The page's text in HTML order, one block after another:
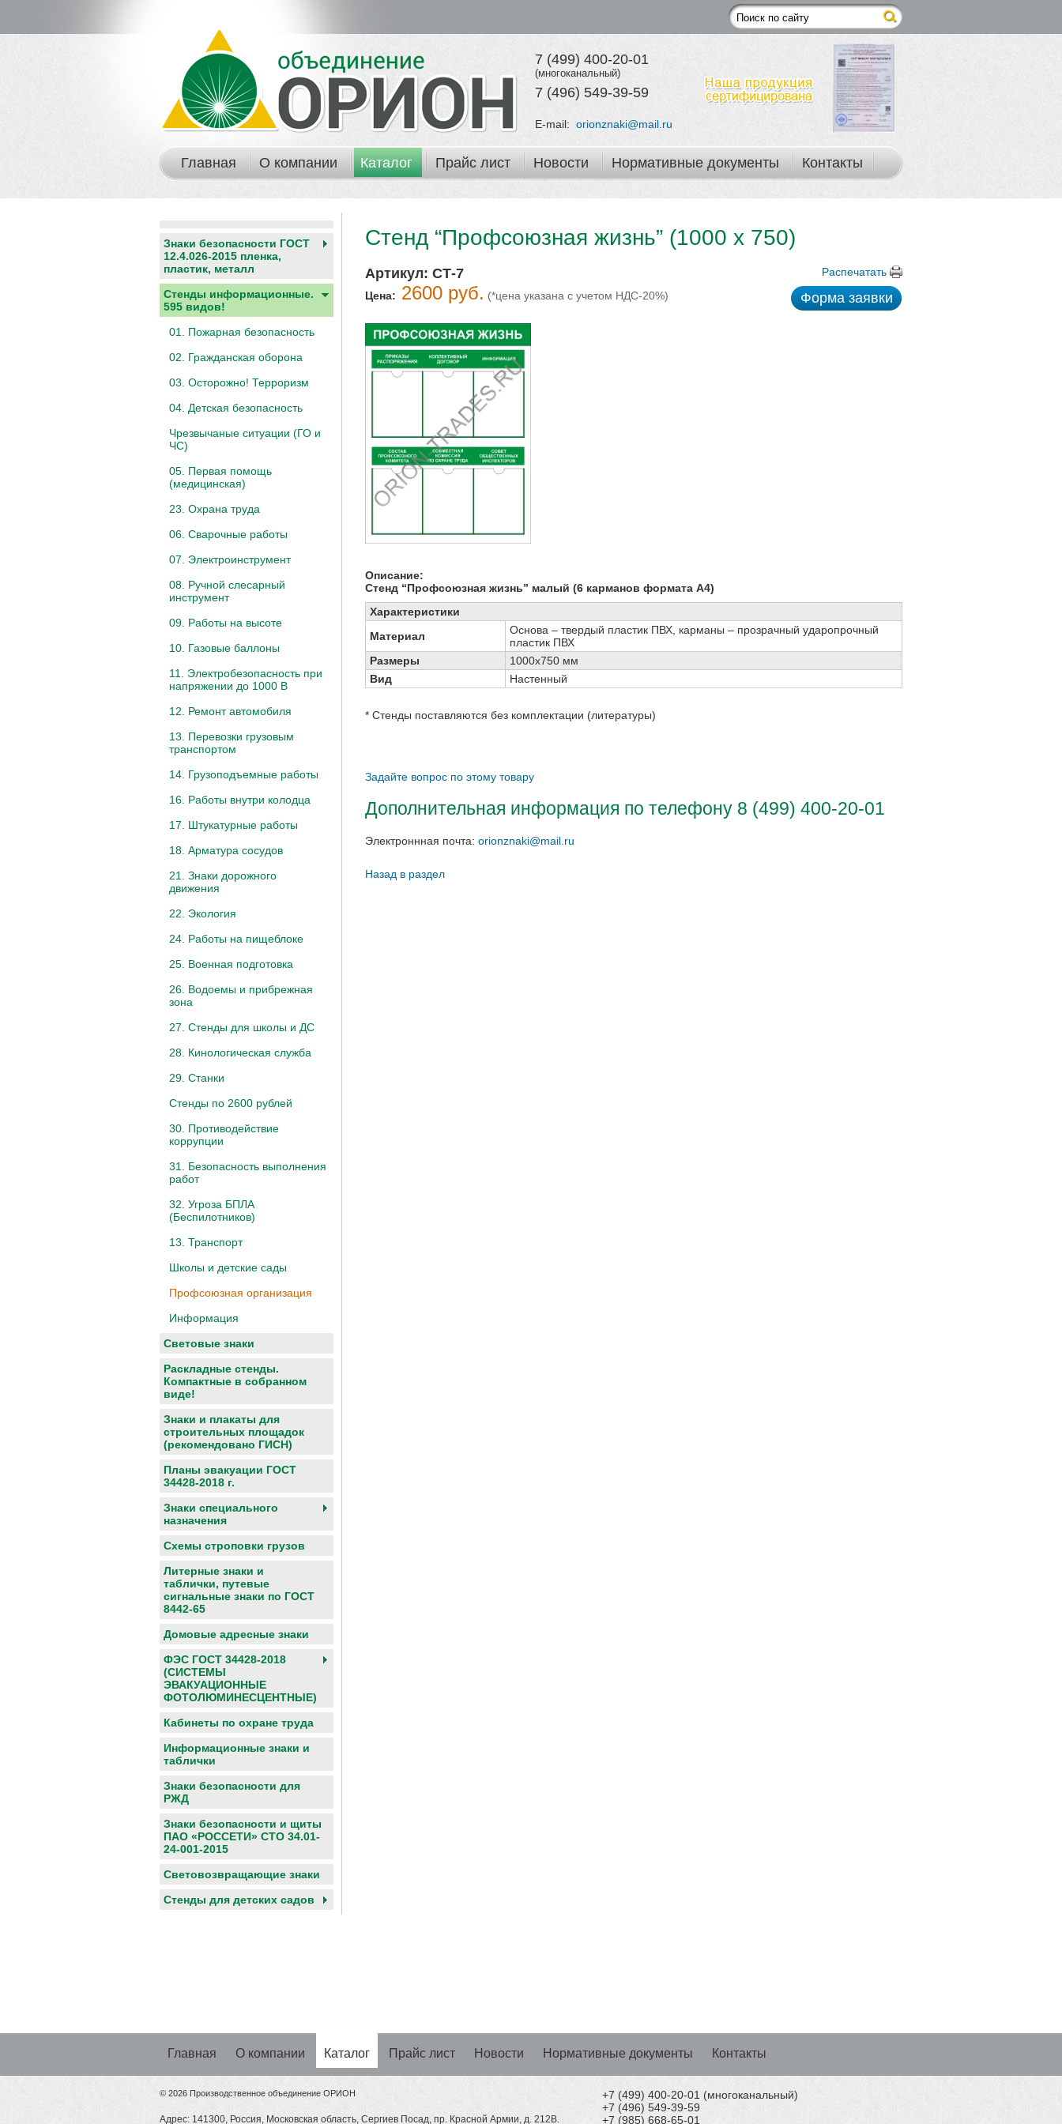
7 (499) 400-20-01
(многоканальный)
7 (496) 549-39-59
E-mail: orionznaki@mail.ru
Главная О компании Каталог Прайс лист Новости Нормативные документы Контакты
Знаки безопасности ГОСТ
12.4.026-2015 пленка,
пластик, металл
Стенды информационные.
595 видов!
01. Пожарная безопасность
02. Гражданская оборона
03. Осторожно! Терроризм
04. Детская безопасность
Чрезвычаные ситуации (ГО и
ЧС)
05. Первая помощь
(медицинская)
23. Охрана труда
06. Сварочные работы
07. Электроинструмент
08. Ручной слесарный
инструмент
09. Работы на высоте
10. Газовые баллоны
11. Электробезопасность при
напряжении до 1000 В
12. Ремонт автомобиля
13. Перевозки грузовым
транспортом
14. Грузоподъемные работы
16. Работы внутри колодца
17. Штукатурные работы
18. Арматура сосудов
21. Знаки дорожного
движения
22. Экология
24. Работы на пищеблоке
25. Военная подготовка
26. Водоемы и прибрежная
зона
27. Стенды для школы и ДС
28. Кинологическая служба
29. Станки
Стенды по 2600 рублей
30. Противодействие
коррупции
31. Безопасность выполнения
работ
32. Угроза БПЛА
(Беспилотников)
13. Транспорт
Школы и детские сады
Профсоюзная организация
Информация
Световые знаки
Раскладные стенды.
Компактные в собранном
виде!
Знаки и плакаты для
строительных площадок
(рекомендовано ГИСН)
Планы эвакуации ГОСТ
34428-2018 г.
Знаки специального
назначения
Схемы строповки грузов
Литерные знаки и
таблички, путевые
сигнальные знаки по ГОСТ
8442-65
Домовые адресные знаки
ФЭС ГОСТ 34428-2018
(СИСТЕМЫ
ЭВАКУАЦИОННЫЕ
ФОТОЛЮМИНЕСЦЕНТНЫЕ)
Кабинеты по охране труда
Информационные знаки и
таблички
Знаки безопасности для
РЖД
Знаки безопасности и щиты
ПАО «РОССЕТИ» СТО 34.01-
24-001-2015
Световозвращающие знаки
Cтенды для детских садов
Стенд “Профсоюзная жизнь” (1000 х 750)
Артикул: СТ-7
Цена: 2600 руб. (*цена указана с учетом НДС-20%)
Распечатать
Форма заявки
Описание:
Стенд “Профсоюзная жизнь” малый (6 карманов формата А4)
Характеристики
Материал
Основа – твердый пластик ПВХ, карманы – прозрачный ударопрочный
пластик ПВХ
Размеры
1000х750 мм
Вид
Настенный
* Стенды поставляются без комплектации (литературы)
Задайте вопрос по этому товару
Дополнительная информация по телефону 8 (499) 400-20-01
Электроннная почта: orionznaki@mail.ru
Назад в раздел
Главная О компании Каталог Прайс лист Новости Нормативные документы Контакты
© 2026 Производственное объединение ОРИОН
Адрес: 141300, Россия, Московская область, Сергиев Посад, пр. Красной Армии, д. 212В.
+7 (499) 400-20-01 (многоканальный)
+7 (496) 549-39-59
+7 (985) 668-65-01